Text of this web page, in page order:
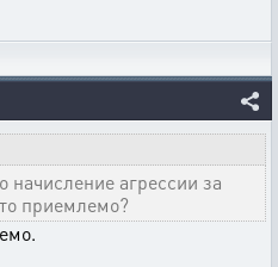
начисление агрессии за
приемлемо?